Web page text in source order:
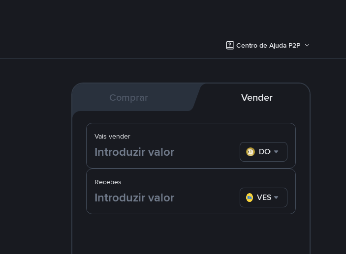
Centro de Ajuda P2P
Comprar Vender
Recebes
VES
Vais vender
DOGE